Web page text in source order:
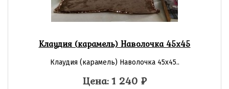
Клаудия (карамель) Наволочка 45х45
Клаудия (карамель) Наволочка 45х45..
Цена: 1 240 ₽